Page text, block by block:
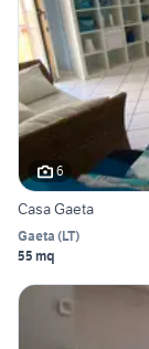
6
Casa Gaeta
Gaeta (LT)
55 mq